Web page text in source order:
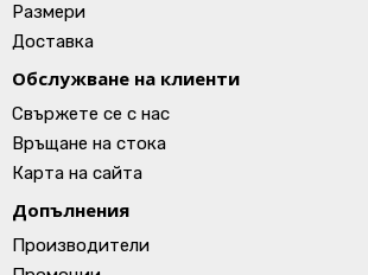
Размери
Доставка
Обслужване на клиенти
Свържете се с нас
Връщане на стока
Карта на сайта
Допълнения
Производители